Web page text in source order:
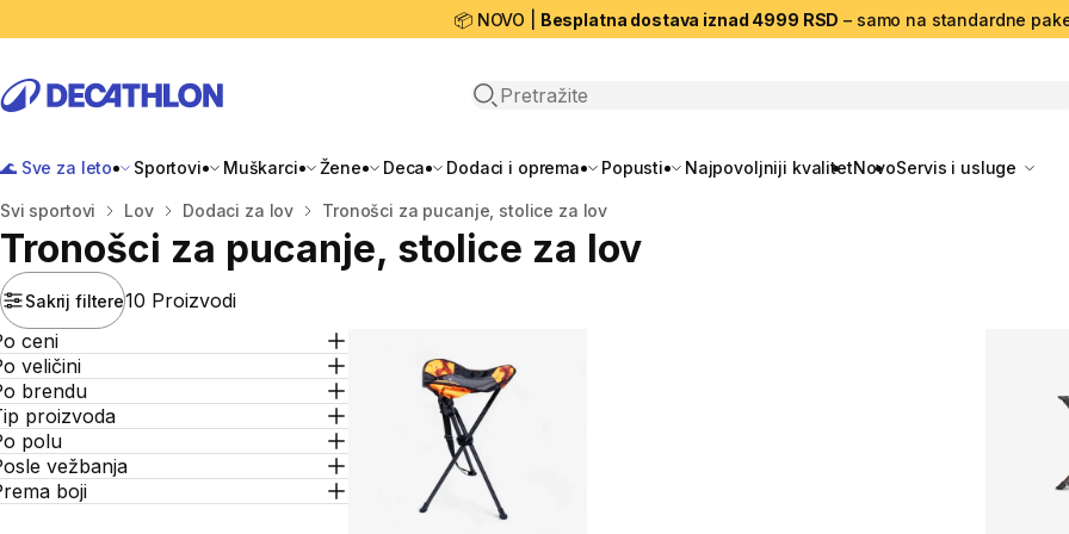
📦 NOVO | Besplatna dostava iznad 4999 RSD – samo na standardne
Open search
🌊 Sve za leto Sportovi Muškarci Žene Deca Dodaci i oprema Popusti Najpovoljniji kvalitetNovoServis i usluge
Početna stranica
Svi sportovi Lov Dodaci za lov Tronošci za pucanje, stolice za lov
Tronošci za pucanje, stolice za lov
Sakrij filtere10 Proizvodi
ceni
veličini
brendu
proizvoda
polu
vežbanja
boji